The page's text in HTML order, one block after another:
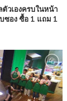
วเองครบในหน้า
ซอง ซื้อ 1 แถม 1